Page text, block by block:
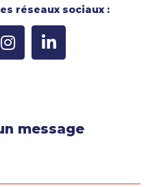
réseaux sociaux :
message